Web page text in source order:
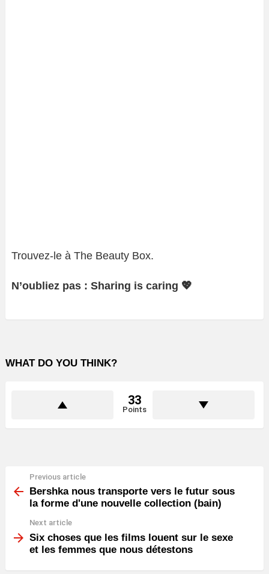
Trouvez-le à The Beauty Box.
N’oubliez pas : Sharing is caring 💖
WHAT DO YOU THINK?
33
Points
more
Previous article
Bershka nous transporte vers le futur sous
la forme d'une nouvelle collection (bain)
Next article
Six choses que les films louent sur le sexe
et les femmes que nous détestons